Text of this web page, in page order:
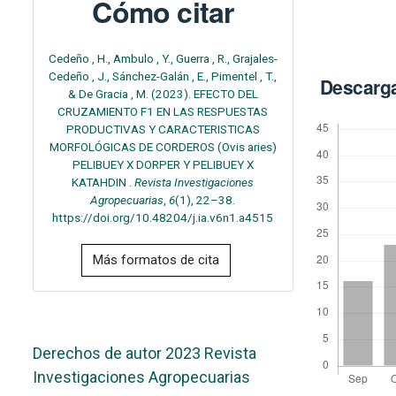
Cómo citar
Cedeño , H., Ambulo , Y., Guerra , R., Grajales-
Cedeño , J., Sánchez-Galán , E., Pimentel , T.,
& De Gracia , M. (2023). EFECTO DEL
CRUZAMIENTO F1 EN LAS RESPUESTAS
PRODUCTIVAS Y CARACTERISTICAS
MORFOLÓGICAS DE CORDEROS (Ovis aries)
PELIBUEY X DORPER Y PELIBUEY X
KATAHDIN .Revista Investigaciones
Agropecuarias ,6(1), 22–38.
https://doi.org/10.48204/j.ia.v6n1.a4515
Más formatos de cita
Derechos de autor 2023 Revista
Investigaciones Agropecuarias